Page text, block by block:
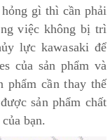
gì thì cần phải
việc không bị trì
lực kawasaki để
của sản phẩm và
phẩm cần thay thế
sản phẩm chất
bạn.